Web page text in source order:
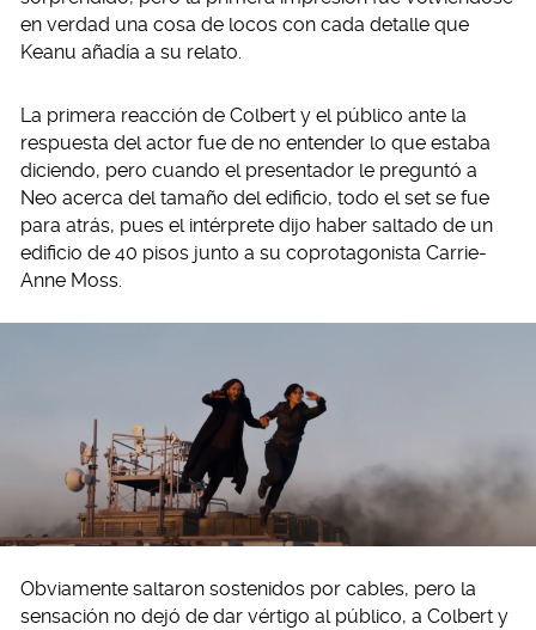
en verdad una cosa de locos con cada detalle que
Keanu añadía a su relato.
La primera reacción de Colbert y el público ante la
respuesta del actor fue de no entender lo que estaba
diciendo, pero cuando el presentador le preguntó a
Neo acerca del tamaño del edificio, todo el set se fue
para atrás, pues el intérprete dijo haber saltado de un
edificio de 40 pisos junto a su coprotagonista Carrie-
Anne Moss.
Obviamente saltaron sostenidos por cables, pero la
sensación no dejó de dar vértigo al público, a Colbert y